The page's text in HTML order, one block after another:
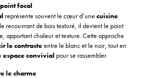
focal
représente souvent le cœur d’unecuisine
recouvrant de bois texturé, il devient le point
apportant chaleur et texture. Cette approche
le contrasteentre le blanc et le noir, tout en
espace convivial pour se rassembler.
le charme